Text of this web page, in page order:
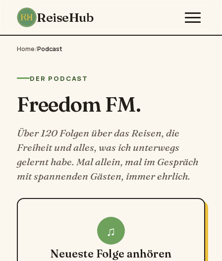
ReiseHub
Home/Podcast
DER PODCAST
Freedom FM.
Über 120 Folgen über das Reisen, die
Freiheit und alles, was ich unterwegs
gelernt habe. Mal allein, mal im Gespräch
mit spannenden Gästen, immer ehrlich.
♫
Neueste Folge anhören